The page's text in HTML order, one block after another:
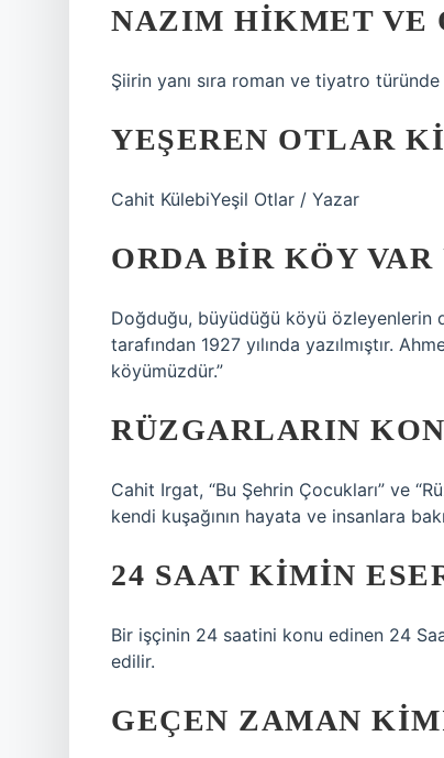
NAZIM HIKMET VE
Şiirin yanı sıra roman ve tiyatro
YEŞEREN OTLAR
Cahit KülebiYeşil Otlar / Yazar
ORDA BIR KÖY
Doğduğu, büyüdüğü köyü özleyenlerin
tarafından 1927 yılında yazılmıştır.
köyümüzdür.”
RÜZGARLARIN
Cahit Irgat, “Bu Şehrin Çocukları” ve
kendi kuşağının hayata ve insanlara
24 SAAT KIMIN
Bir işçinin 24 saatini konu edinen 24
edilir.
GEÇEN ZAMAN